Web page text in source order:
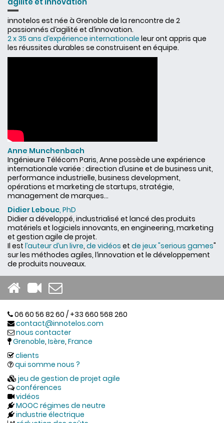
innotelos est née à Grenoble de la rencontre de 2
passionnés d‘agilité et d‘innovation.
2 x 35 ans d‘expérience internationale leur ont appris que
les réussites durables se construisent en équipe.
Anne Munchenbach
Ingénieure Télécom Paris, Anne possède une expérience
internationale variée : direction d’usine et de business unit,
performance industrielle, business development,
opérations et marketing de startups, stratégie,
management de marques...
Didier Lebouc, PhD
Didier a développé, industrialisé et lancé des produits
matériels et logiciels innovants, en engineering, marketing
et gestion agile de projet.
Il est l’auteur d’un livre, de vidéos et de jeux "serious games"
sur les méthodes agiles, l‘innovation et le développement
de produits nouveaux.
06 60 56 82 60 / +33 660 568 260
contact@innotelos.com
nous contacter
Grenoble, Isère, France
clients
qui somme nous ?
jeu de gestion de projet agile
conférences
vidéos
MOOC régimes de neutre
industrie électrique